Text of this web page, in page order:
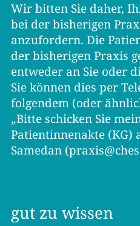
Wir bitten Sie daher,
bei der bisherigen
anzufordern. Die
der bisherigen Praxis
entweder an Sie oder
Sie können dies per
folgendem (oder
„Bitte schicken Sie
Patientinnenakte (KG)
Samedan
gut zu wissen